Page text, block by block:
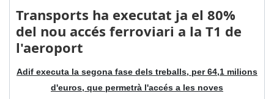
Transports ha executat ja el 80%
del nou accés ferroviari a la T1 de
l'aeroport
Adif executa la segona fase dels treballs, per 64,1 milions
d'euros, que permetrà l'accés a les noves